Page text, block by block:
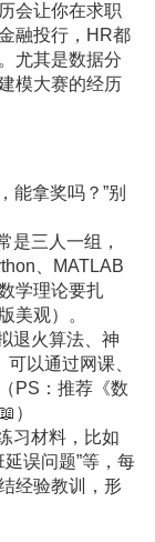
会让你在求职
融投行，HR都
尤其是数据分
模大赛的经历
能拿奖吗？”别
是三人一组，
、MATLAB
学理论要扎
美观）。
退火算法、神
以通过网课、
PS：推荐《数
）
习材料，比如
延误问题”等，每
经验教训，形